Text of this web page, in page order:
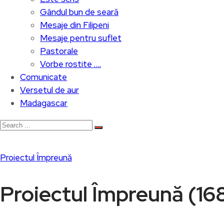
Gândul bun de seară
Mesaje din Filipeni
Mesaje pentru suflet
Pastorale
Vorbe rostite ….
Comunicate
Versetul de aur
Madagascar
Proiectul Împreună
Proiectul Împreună